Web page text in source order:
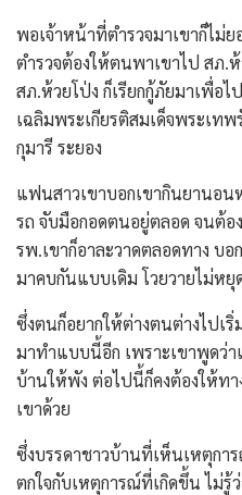
พอเจ้าหน้าที่ตำรวจมาเขาก็ไม่
ตำรวจต้องให้ตนพาเขาไป สภ.
สภ.ห้วยโป่ง ก็เรียกกู้ภัยมาเพื่อไ
เฉลิมพระเกียรติสมเด็จพระเท
กุมารี ระยอง
แฟนสาวเขาบอกเขากินยานอน
รถ จับมือกอดตนอยู่ตลอด จนต้อ
รพ.เขาก็อาละวาดตลอดทาง บ
มาคบกันแบบเดิม โวยวายไม่หยุ
ซึ่งตนก็อยากให้ต่างตนต่างไปเ
มาทำแบบนี้อีก เพราะเขาพูดว่
บ้านให้พัง ต่อไปนี้ก็คงต้องให้ท
เขาด้วย
ซึ่งบรรดาชาวบ้านที่เห็นเหตุกา
ตกใจกับเหตุการณ์ที่เกิดขึ้น ไม่รู้